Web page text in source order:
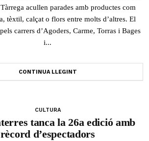
acullen parades amb productes com
tèxtil, calçat o flors entre molts d’altres. El
carrers d’Agoders, Carme, Torras i Bages
i...
CONTINUA LLEGINT
CULTURA
tanca la 26a edició amb
rècord d’espectadors